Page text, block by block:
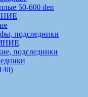
50-600 den
подследники
подследники